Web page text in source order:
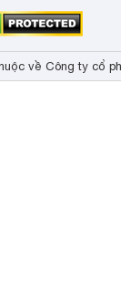
về Công ty cổ